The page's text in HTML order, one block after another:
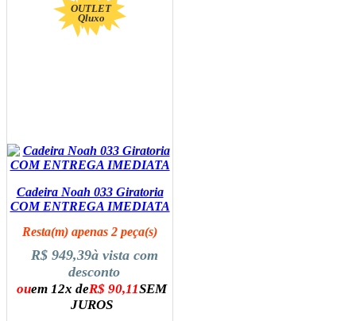
OUTLET
Qluxo
Cadeira Noah 033 Giratoria
COM ENTREGA IMEDIATA
Resta(m) apenas 2 peça(s)
R$ 949,39à vista com
desconto
ouem 12x deR$ 90,11SEM
JUROS